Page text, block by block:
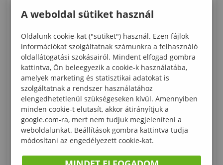
Nyitrán
„A gyermekben rejlik a jövő – a
pedagógiában a felelősség.”
Nemzetközi szakmai tapasztalatcsere a
rezilienciafejlesztés szolgálatában
Láthatatlan minták, maradandó hatások –
plenáris előadás az Apáczai Nyári
Akadémián
A weboldal sütiket használ
Oldalunk cookie-kat ("sütiket") használ. Ezen fájlok
információkat szolgáltatnak számunkra a felhasználó
oldallátogatási szokásairól. Mindent elfogad gombra
kattintva, Ön beleegyezik a cookie-k használatába,
amelyek marketing és statisztikai adatokat is
szolgáltatnak a rendszer használatához
elengedhetetlenül szükségeseken kívül. Amennyiben
minden cookie-t elutasít, akkor átirányítjuk a
google.com-ra, mert nem tudjuk megjeleníteni a
weboldalunkat. Beállítások gombra kattintva tudja
módosítani az engedélyezett cookie-kat.